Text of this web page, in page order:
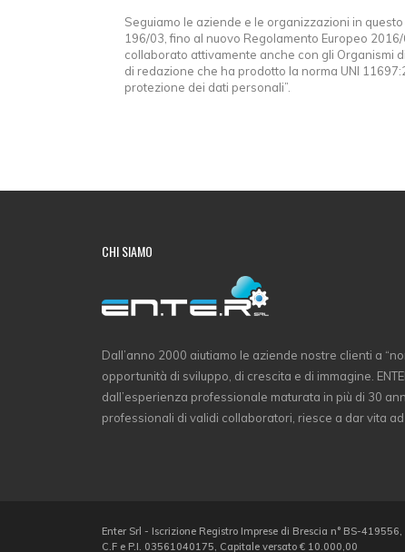
Seguiamo le aziende e le organizzazioni in
196/03, fino al nuovo Regolamento Europeo
collaborato attivamente anche con gli Organismi
di redazione che ha prodotto la norma UNI
protezione dei dati personali”.
CHI SIAMO
Dall’anno 2000 aiutiamo le aziende nostre clienti a
opportunità di sviluppo, di crescita e di immagine.
dall’esperienza professionale maturata in più di 30
professionali di validi collaboratori, riesce a dar vita
Enter Srl - Iscrizione Registro Imprese di Brescia n° BS-419556,
C.F e P.I. 03561040175, Capitale versato € 10.000,00